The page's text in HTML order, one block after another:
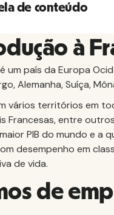
de conteúdo
à
um país da Europa
Alemanha, Suíça,
vários territórios em
Francesas, entre
PIB do mundo e a
desempenho em
de vida.
de